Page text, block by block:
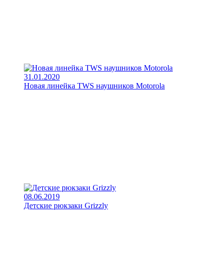
31.01.2020
Новая линейка TWS наушников Motorola
08.06.2019
Детские рюкзаки Grizzly